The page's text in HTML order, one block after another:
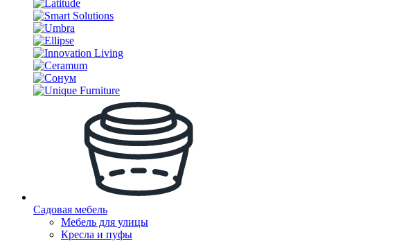
Садовая мебель
Мебель для улицы
Кресла и пуфы